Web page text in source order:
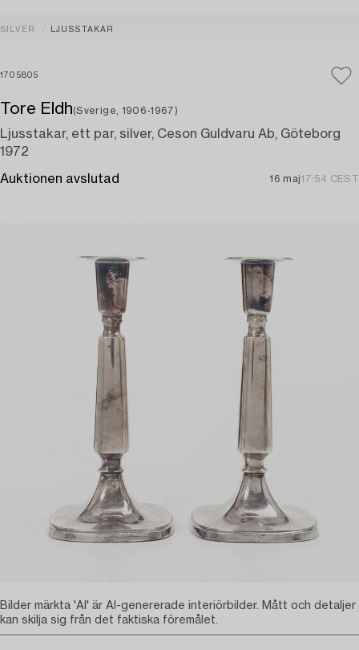
SILVER LJUSSTAKAR
1705805
Tore Eldh(Sverige, 1906-1967)
Ljusstakar, ett par, silver, Ceson Guldvaru Ab, Göteborg
1972
Auktionen avslutad 16 maj17:54 CEST
Bilder märkta 'AI' är AI-genererade interiörbilder. Mått och detaljer
kan skilja sig från det faktiska föremålet.